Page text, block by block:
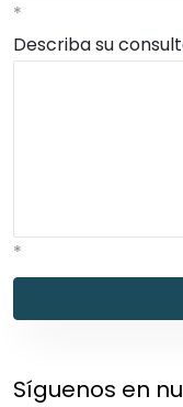
*
Describa su
*
Síguenos en